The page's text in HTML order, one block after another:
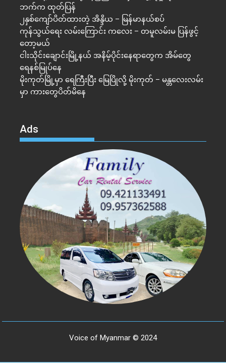
ဘက်က ထုတ်ပြန်
၂နှစ်​ကျော်ပိတ်ထားတဲ့ အိန္ဒိယ – မြန်မာနယ်စပ်
ကုန်သွယ်ရေး လမ်းကြောင်း ကလေး – တမူလမ်းမ ပြန်ဖွင့်
တော့မယ်
ငါးသိုင်းချောင်းမြို့နယ် အနိမ့်ပိုင်းနေရာတွေက အိမ်​တွေ
ရေနစ်မြုပ်နေ
မိုးကုတ်မြို့မှာ ရေကြီးပြီး မြေပြိုလို့ မိုးကုတ် – မန္တလေးလမ်း
မှာ ကားတွေပိတ်မိနေ
Ads
Voice of Myanmar © 2024